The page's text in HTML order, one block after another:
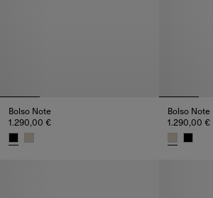
Bolso Note
1.290,00 €
Bolso Note
1.290,00 €